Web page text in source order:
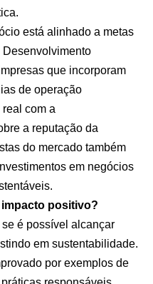
está alinhado a metas
que incorporam
de operação
com a
a reputação da
do mercado também
em negócios
positivo?
é possível alcançar
em sustentabilidade.
por exemplos de